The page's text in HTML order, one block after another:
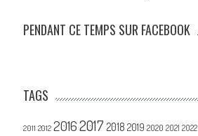
PENDANT CE TEMPS SUR FACEBOOK
TAGS
2011 2012 20162017 2018 2019 2020 2021 2022